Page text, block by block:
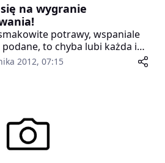
na wygranie
potrawy, wspaniale
to chyba lubi każda i
jakieś własne, sprawdzone
Jeśli tak, to mamy dla
2012, 07:15